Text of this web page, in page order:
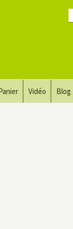
Vidéo Blog